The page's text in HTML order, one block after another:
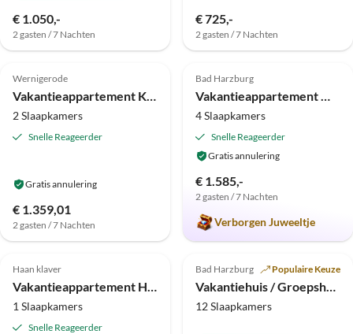
€ 1.050,-
2 gasten / 7 Nachten
€ 725,-
2 gasten / 7 Nachten
Advertentie
4.8 (7)
Wernigerode
2 Slaapkamers
Snelle Reageerder
Gratis annulering
€ 1.359,01
2 gasten / 7 Nachten
Advertentie
5.0 (3)
Bad Harzburg
4 Slaapkamers
Snelle Reageerder
Gratis annulering
€ 1.585,-
2 gasten / 7 Nachten
Verborgen Juweeltje
Virtuele
rondleiding
Advertentie
4.3 (1)
Haan klaver
1 Slaapkamers
Snelle Reageerder
Advertentie
Bad Harzburg Populaire Keuze
12 Slaapkamers